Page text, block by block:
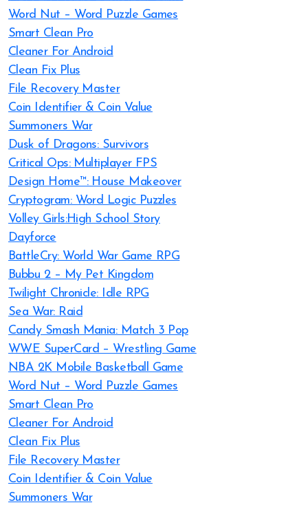
Word Nut – Word Puzzle Games
Smart Clean Pro
Cleaner For Android
Clean Fix Plus
File Recovery Master
Coin Identifier & Coin Value
Summoners War
Dusk of Dragons: Survivors
Critical Ops: Multiplayer FPS
Design Home™: House Makeover
Cryptogram: Word Logic Puzzles
Volley Girls:High School Story
Dayforce
BattleCry: World War Game RPG
Bubbu 2 – My Pet Kingdom
Twilight Chronicle: Idle RPG
Sea War: Raid
Candy Smash Mania: Match 3 Pop
WWE SuperCard – Wrestling Game
NBA 2K Mobile Basketball Game
Word Nut – Word Puzzle Games
Smart Clean Pro
Cleaner For Android
Clean Fix Plus
File Recovery Master
Coin Identifier & Coin Value
Summoners War